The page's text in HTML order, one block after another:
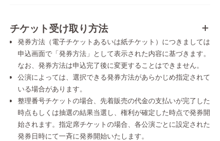
チケット受け取り方法
発券方法（電子チケットあるいは紙チケット）につきましては
申込画面で「発券方法」として表示された内容に基づきます。
なお、発券方法は申込完了後に変更することはできません。
公演によっては、選択できる発券方法があらかじめ指定されて
いる場合があります。
整理番号チケットの場合、先着販売の代金の支払いが完了した
時点もしくは抽選の結果当選し、権利が確定した時点で発券開
始されます。指定席チケットの場合、各公演ごとに設定された
発券日時にて一斉に発券開始いたします。